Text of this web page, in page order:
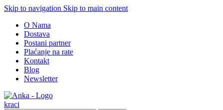
Skip to navigation Skip to main content
O Nama
Dostava
Postani partner
Plaćanje na rate
Kontakt
Blog
Newsletter